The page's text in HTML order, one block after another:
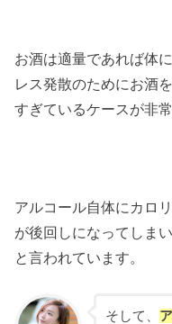
お酒は適量であれば体
レス発散のためにお酒
すぎているケースが非
アルコール自体にカロ
が後回しになってしま
と言われています。
そして、